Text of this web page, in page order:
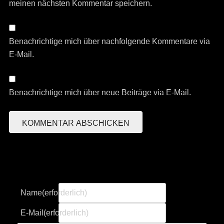
meinen nächsten Kommentar speichern.
Benachrichtige mich über nachfolgende Kommentare via
E-Mail.
Benachrichtige mich über neue Beiträge via E-Mail.
Name(erforderlich)
E-Mail (erforderlich)